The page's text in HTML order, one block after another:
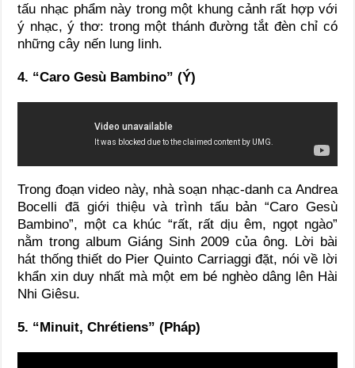
tấu nhạc phẩm này trong một khung cảnh rất hợp với
ý nhạc, ý thơ: trong một thánh đường tắt đèn chỉ có
những cây nến lung linh.
4. “Caro Gesù Bambino” (Ý)
Trong đoạn video này, nhà soạn nhạc-danh ca Andrea
Bocelli đã giới thiệu và trình tấu bản “Caro Gesù
Bambino”, một ca khúc “rất, rất dịu êm, ngọt ngào”
nằm trong album Giáng Sinh 2009 của ông. Lời bài
hát thống thiết do Pier Quinto Carriaggi đặt, nói về lời
khẩn xin duy nhất mà một em bé nghèo dâng lên Hài
Nhi Giêsu.
5. “Minuit, Chrétiens” (Pháp)